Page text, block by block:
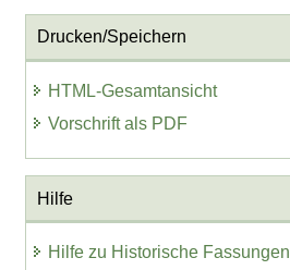
Drucken/Speichern
HTML-Gesamtansicht
Vorschrift als PDF
Hilfe
Hilfe zu Historische Fassungen